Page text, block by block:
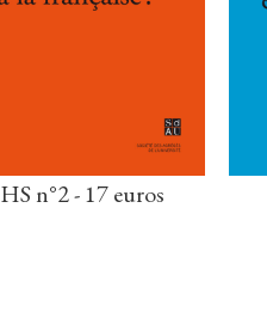
HS n°2 - 17 euros